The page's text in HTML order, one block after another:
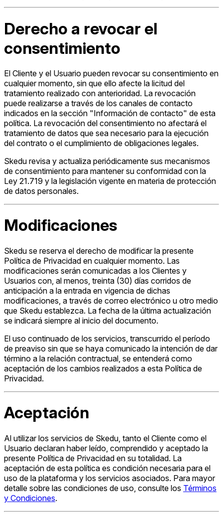
Derecho a revocar el
consentimiento
El Cliente y el Usuario pueden revocar su consentimiento en
cualquier momento, sin que ello afecte la licitud del
tratamiento realizado con anterioridad. La revocación
puede realizarse a través de los canales de contacto
indicados en la sección "Información de contacto" de esta
política. La revocación del consentimiento no afectará el
tratamiento de datos que sea necesario para la ejecución
del contrato o el cumplimiento de obligaciones legales.
Skedu revisa y actualiza periódicamente sus mecanismos
de consentimiento para mantener su conformidad con la
Ley 21.719 y la legislación vigente en materia de protección
de datos personales.
Modificaciones
Skedu se reserva el derecho de modificar la presente
Política de Privacidad en cualquier momento. Las
modificaciones serán comunicadas a los Clientes y
Usuarios con, al menos, treinta (30) días corridos de
anticipación a la entrada en vigencia de dichas
modificaciones, a través de correo electrónico u otro medio
que Skedu establezca. La fecha de la última actualización
se indicará siempre al inicio del documento.
El uso continuado de los servicios, transcurrido el período
de preaviso sin que se haya comunicado la intención de dar
término a la relación contractual, se entenderá como
aceptación de los cambios realizados a esta Política de
Privacidad.
Aceptación
Al utilizar los servicios de Skedu, tanto el Cliente como el
Usuario declaran haber leído, comprendido y aceptado la
presente Política de Privacidad en su totalidad. La
aceptación de esta política es condición necesaria para el
uso de la plataforma y los servicios asociados. Para mayor
detalle sobre las condiciones de uso, consulte los Términos
y Condiciones.